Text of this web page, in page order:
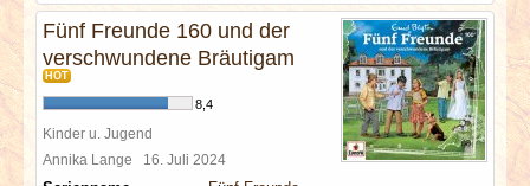
Fünf Freunde 160 und der
verschwundene Bräutigam
HOT
8,4
Kinder u. Jugend
Annika Lange 16. Juli 2024